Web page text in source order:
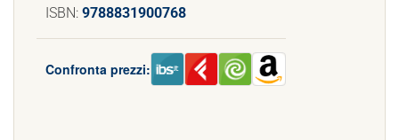
ISBN: 9788831900768
Confronta prezzi: